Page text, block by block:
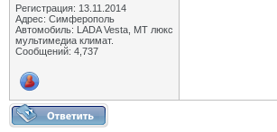
Регистрация: 13.11.2014
Адрес: Симферополь
Автомобиль: LADA Vesta, МТ люкс
мультимедиа климат.
Сообщений: 4,737